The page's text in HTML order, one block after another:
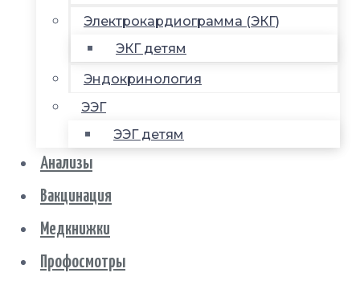
Электрокардиограмма (ЭКГ)
ЭКГ детям
Эндокринология
ЭЭГ
ЭЭГ детям
Анализы
Вакцинация
Медкнижки
Профосмотры